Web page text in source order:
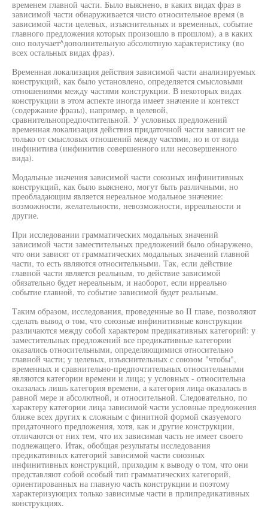
временем главной части. Было выяснено, в каких видах фраз в
зависимой части обнаруживается чисто относительное время (в
зависимой части целевых, изъяснительных и временных, событие
главного предложения которых произошло в прошлом), а в каких
оно получает^дополнительную абсолютную характеристику (во
всех остальных видах фраз).
Временная локализация действия зависимой части анализируемых
конструкций, как было установлено, определяется смысловыми
отношениями между частями конструкции. В некоторых видах
конструкции в этом аспекте иногда имеет значение и контекст
(содержание фразы), например, в целевой,
сравнительнопредпочтительной. У условных предложений
временная локализация действия придаточной части зависит не
только от смысловых отношений между частями, но и от вида
инфинитива (инфинитив совершенного или несовершенного
вида).
Модальные значения зависимой части союзных инфинитивных
конструкций, как было выяснено, могут быть различными, но
преобладающим является нереальное модальное значение:
возможности, желательности, невозможности, ирреальности и
другие.
При исследовании грамматических модальных значений
зависимой части заместительных предложений было обнаружено,
что они зависят от грамматических модальных значений главной
части, то есть являются относительными. Так, если действие
главной части является реальным, то действие зависимой
обязательно будет нереальным, и наоборот, если ирреально
событие главной, то событие зависимой будет реальным.
Таким образом, исследования, проведенные во II главе, позволяют
сделать вывод о том, что союзные инфинитивные конструкции
различаются между собой характером предикативных категорий: у
заместительных предложений все предикативные категории
оказались относительными, определяющимися относительно
главной части; у целевых, изъяснительных с союзом "чтобы",
временных и сравнительно-предпочтительных относительными
являются категории времени и лица; у условных - относительна
оказалась лишь категория времени, а категория лица оказалась в
равной мере и абсолютной, и относительной. Следовательно, по
характеру категории лица зависимой части условные предложения
ближе всех других к сложным с финитной формой сказуемого
придаточного предложения, хотя, как и другие конструкции,
отличаются от них тем, что их зависимая часть не имеет своего
подлежащего. Итак, обобщая результаты исследования
предикативных категорий зависимой части союзных
инфинитивных конструкций, приходим к выводу о том, что они
представляют собой особый тип грамматических категорий,
ориентированных на главную часть конструкции и поэтому
характеризующих только зависимые части в прлипредикативных
конструкциях.